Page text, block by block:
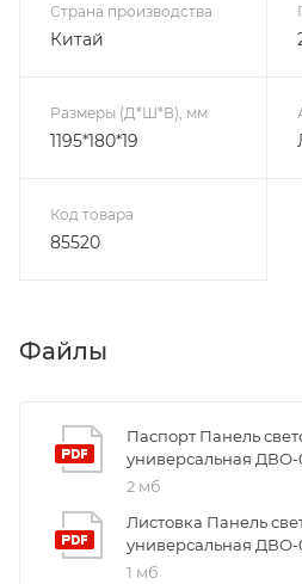
Страна производства
Китай
Размеры (Д*Ш*В), мм
1195*180*19
Код товара
85520
Файлы
Паспорт Панель
универсальная ДВО-
2 мб
Листовка Панель
универсальная ДВО-
1 мб